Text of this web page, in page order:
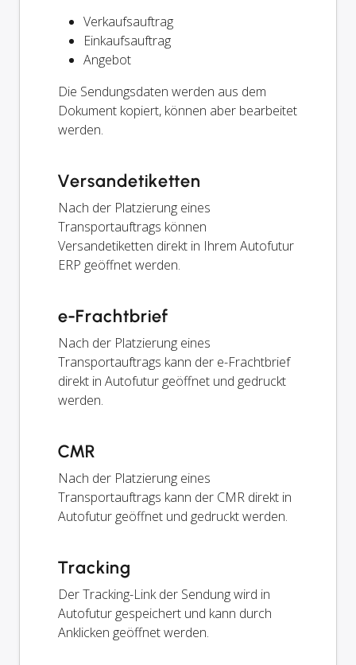
Verkaufsauftrag
Einkaufsauftrag
Angebot
Die Sendungsdaten werden aus dem
Dokument kopiert, können aber bearbeitet
werden.
Versandetiketten
Nach der Platzierung eines
Transportauftrags können
Versandetiketten direkt in Ihrem Autofutur
ERP geöffnet werden.
e-Frachtbrief
Nach der Platzierung eines
Transportauftrags kann der e-Frachtbrief
direkt in Autofutur geöffnet und gedruckt
werden.
CMR
Nach der Platzierung eines
Transportauftrags kann der CMR direkt in
Autofutur geöffnet und gedruckt werden.
Tracking
Der Tracking-Link der Sendung wird in
Autofutur gespeichert und kann durch
Anklicken geöffnet werden.